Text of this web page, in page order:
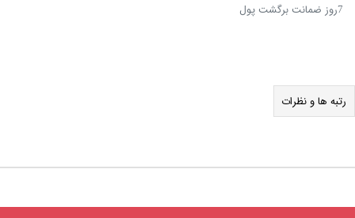
7روز ضمانت برگشت پول
رتبه ها و نظرات